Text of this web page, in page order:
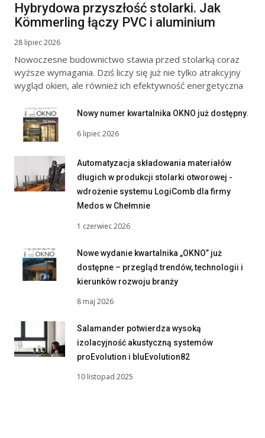
Hybrydowa przyszłość stolarki. Jak
Kömmerling łączy PVC i aluminium
28 lipiec 2026
Nowoczesne budownictwo stawia przed stolarką coraz
wyższe wymagania. Dziś liczy się już nie tylko atrakcyjny
wygląd okien, ale również ich efektywność energetyczna
Nowy numer kwartalnika OKNO już dostępny.
6 lipiec 2026
Automatyzacja składowania materiałów
długich w produkcji stolarki otworowej -
wdrożenie systemu LogiComb dla firmy
Medos w Chełmnie
1 czerwiec 2026
Nowe wydanie kwartalnika „OKNO” już
dostępne – przegląd trendów, technologii i
kierunków rozwoju branży
8 maj 2026
Salamander potwierdza wysoką
izolacyjność akustyczną systemów
proEvolution i bluEvolution82
10 listopad 2025